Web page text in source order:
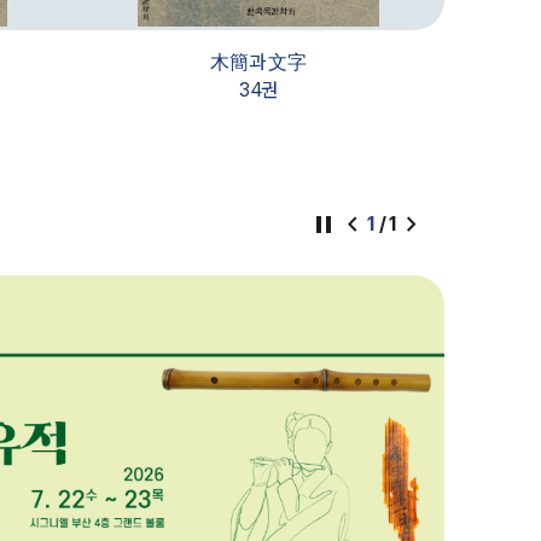
木簡과 文字
34권
pause chevron_left1 /1 chevron_right